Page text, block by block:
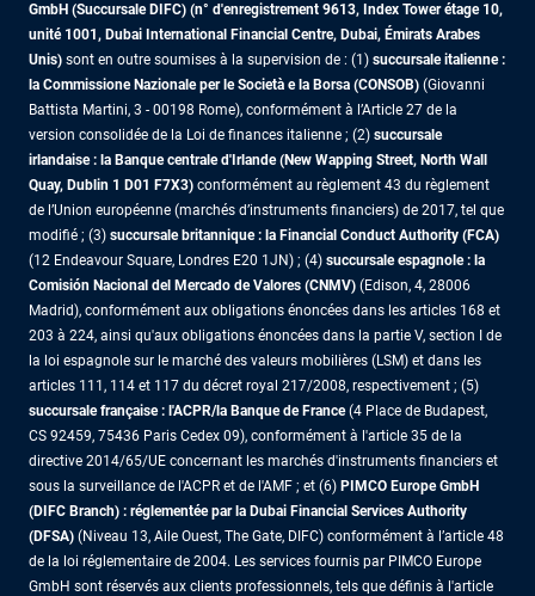
GmbH (Succursale DIFC) (n° d'enregistrement 9613, Index Tower étage 10,
unité 1001, Dubai International Financial Centre, Dubai, Émirats Arabes
Unis) sont en outre soumises à la supervision de : (1) succursale italienne :
la Commissione Nazionale per le Società e la Borsa (CONSOB) (Giovanni
Battista Martini, 3 - 00198 Rome), conformément à l’Article 27 de la
version consolidée de la Loi de finances italienne ; (2) succursale
irlandaise : la Banque centrale d'Irlande (New Wapping Street, North Wall
Quay, Dublin 1 D01 F7X3) conformément au règlement 43 du règlement
de l’Union européenne (marchés d’instruments financiers) de 2017, tel que
modifié ; (3) succursale britannique : la Financial Conduct Authority (FCA)
(12 Endeavour Square, Londres E20 1JN) ; (4) succursale espagnole : la
Comisión Nacional del Mercado de Valores (CNMV) (Edison, 4, 28006
Madrid), conformément aux obligations énoncées dans les articles 168 et
203 à 224, ainsi qu'aux obligations énoncées dans la partie V, section I de
la loi espagnole sur le marché des valeurs mobilières (LSM) et dans les
articles 111, 114 et 117 du décret royal 217/2008, respectivement ; (5)
succursale française : l'ACPR/la Banque de France(4 Place de Budapest,
CS 92459, 75436 Paris Cedex 09), conformément à l'article 35 de la
directive 2014/65/UE concernant les marchés d'instruments financiers et
sous la surveillance de l'ACPR et de l'AMF ; et (6) PIMCO Europe GmbH
(DIFC Branch) : réglementée par la Dubai Financial Services Authority
(DFSA) (Niveau 13, Aile Ouest, The Gate, DIFC) conformément à l’article 48
de la loi réglementaire de 2004. Les services fournis par PIMCO Europe
GmbH sont réservés aux clients professionnels, tels que définis à l'article